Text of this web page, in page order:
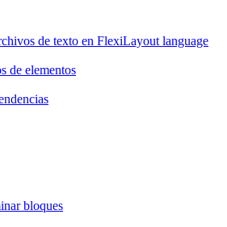
de texto en FlexiLayout language
de elementos
bloques